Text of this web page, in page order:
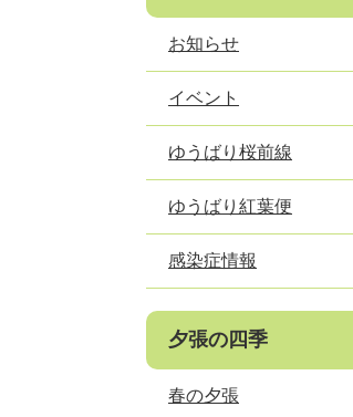
お知らせ
イベント
ゆうばり桜前線
ゆうばり紅葉便
感染症情報
夕張の四季
春の夕張